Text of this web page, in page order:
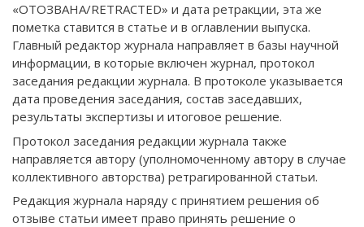
«ОТОЗВАНА/RETRACTED» и дата ретракции, эта же
пометка ставится в статье и в оглавлении выпуска.
Главный редактор журнала направляет в базы научной
информации, в которые включен журнал, протокол
заседания редакции журнала. В протоколе указывается
дата проведения заседания, состав заседавших,
результаты экспертизы и итоговое решение.
Протокол заседания редакции журнала также
направляется автору (уполномоченному автору в случае
коллективного авторства) ретрагированной статьи.
Редакция журнала наряду с принятием решения об
отзыве статьи имеет право принять решение о